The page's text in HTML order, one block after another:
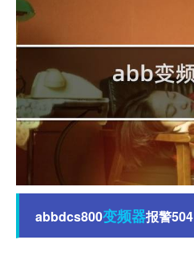
abbdcs800变频器报警504